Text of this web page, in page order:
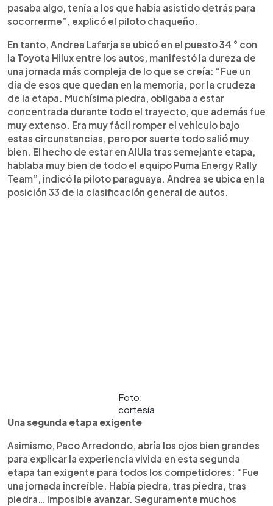
pasaba algo, tenía a los que había asistido detrás para
socorrerme”, explicó el piloto chaqueño.
En tanto, Andrea Lafarja se ubicó en el puesto 34 ° con
la Toyota Hilux entre los autos, manifestó la dureza de
una jornada más compleja de lo que se creía: “Fue un
día de esos que quedan en la memoria, por la crudeza
de la etapa. Muchísima piedra, obligaba a estar
concentrada durante todo el trayecto, que además fue
muy extenso. Era muy fácil romper el vehículo bajo
estas circunstancias, pero por suerte todo salió muy
bien. El hecho de estar en AlUla tras semejante etapa,
hablaba muy bien de todo el equipo Puma Energy Rally
Team”, indicó la piloto paraguaya. Andrea se ubica en la
posición 33 de la clasificación general de autos.
Foto:
cortesía
Una segunda etapa exigente
Asimismo, Paco Arredondo, abría los ojos bien grandes
para explicar la experiencia vivida en esta segunda
etapa tan exigente para todos los competidores: “Fue
una jornada increíble. Había piedra, tras piedra, tras
piedra… Imposible avanzar. Seguramente muchos